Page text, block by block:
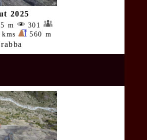
2025
m
301
kms
560 m